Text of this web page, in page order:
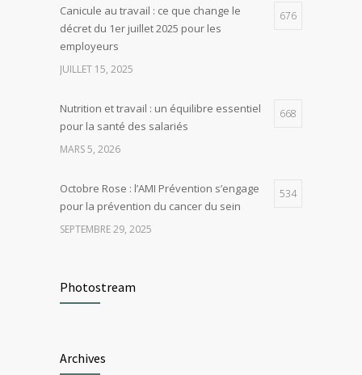
Canicule au travail : ce que change le
décret du 1er juillet 2025 pour les
employeurs
676
JUILLET 15, 2025
Nutrition et travail : un équilibre essentiel
pour la santé des salariés
668
MARS 5, 2026
Octobre Rose : l’AMI Prévention s’engage
pour la prévention du cancer du sein
534
SEPTEMBRE 29, 2025
et bonnes pratiques pour préserver sa
santé
Santé au travail en novembre : Un mois
Photostream
Archives